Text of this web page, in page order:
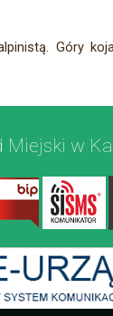
Góry
Miejski w